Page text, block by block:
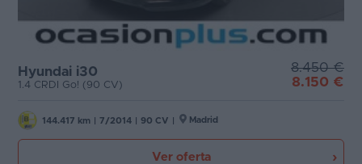
Hyundai i30
1.4 CRDI Go! (90 CV)
8.450 €
8.150 €
144.417 km 7/2014 90 CV Madrid
Ver oferta